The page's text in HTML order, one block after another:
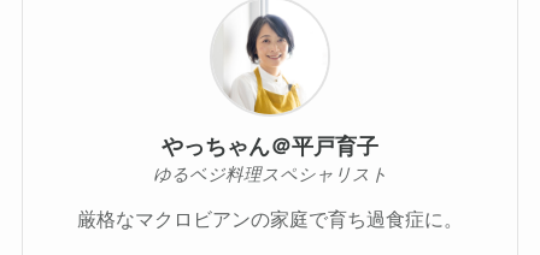
やっちゃん＠平戸育子
ゆるベジ料理スペシャリスト
厳格なマクロビアンの家庭で育ち過食症に。